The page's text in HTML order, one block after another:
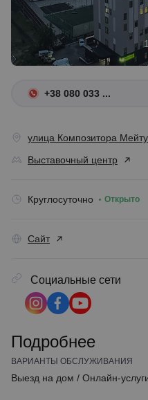
+38 080 033 ...
улица Композитора
Выставочный центр
Круглосуточно Открыто
Сайт
Социальные сети
Подробнее
ВАРИАНТЫ ОБСЛУЖИВАНИЯ
Выезд на дом / Онлайн-